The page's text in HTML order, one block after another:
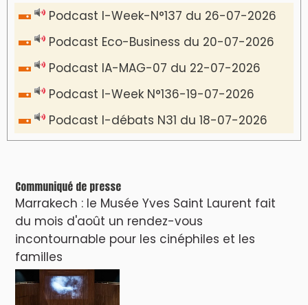
Podcast I-Week-N°137 du 26-07-2026
Podcast Eco-Business du 20-07-2026
Podcast IA-MAG-07 du 22-07-2026
Podcast I-Week N°136-19-07-2026
Podcast I-débats N31 du 18-07-2026
Communiqué de presse
Marrakech : le Musée Yves Saint Laurent fait
du mois d'août un rendez-vous
incontournable pour les cinéphiles et les
familles